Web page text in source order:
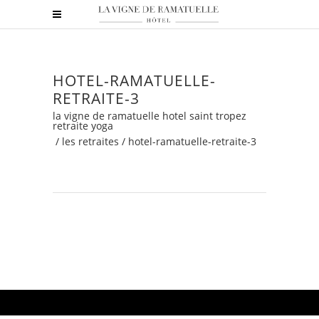
HOTEL-RAMATUELLE-
RETRAITE-3
la vigne de ramatuelle hotel saint tropez
retraite yoga
/ les retraites / hotel-ramatuelle-retraite-3